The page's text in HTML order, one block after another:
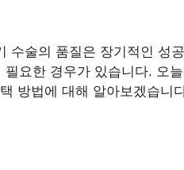
수술의 품질은 장기적인 성
요한 경우가 있습니다. 오
방법에 대해 알아보겠습니